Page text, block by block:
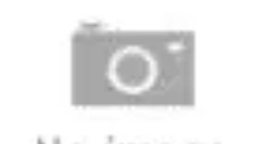
Smartphone e Accessori
Elettrodomestici
ElettrodomesticiAspirapolvereTendenze